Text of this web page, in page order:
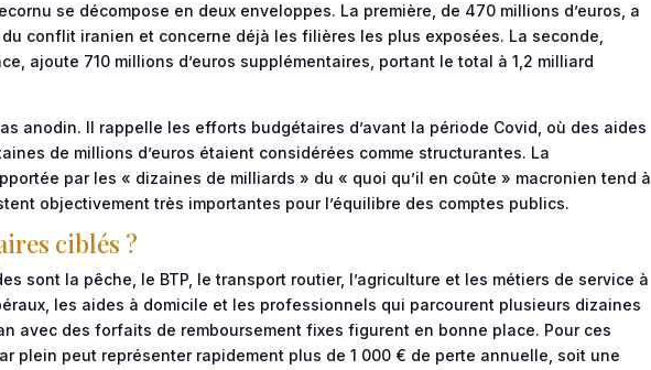
se décompose en deux enveloppes. La première, de 470 millions d’euros, a
conflit iranien et concerne déjà les filières les plus exposées. La seconde,
ajoute 710 millions d’euros supplémentaires, portant le total à 1,2 milliard
anodin. Il rappelle les efforts budgétaires d’avant la période Covid, où des aides
de millions d’euros étaient considérées comme structurantes. La
par les « dizaines de milliards » du « quoi qu’il en coûte » macronien tend à
objectivement très importantes pour l’équilibre des comptes publics.
ciblés ?
sont la pêche, le BTP, le transport routier, l’agriculture et les métiers de service à
les aides à domicile et les professionnels qui parcourent plusieurs dizaines
avec des forfaits de remboursement fixes figurent en bonne place. Pour ces
plein peut représenter rapidement plus de 1 000 € de perte annuelle, soit une